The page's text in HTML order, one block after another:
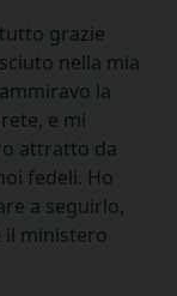
grazie
nella mia
la
e mi
attratto da
fedeli. Ho
a seguirlo,
il ministero